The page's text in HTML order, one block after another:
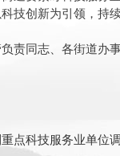
技创新为引领，持
责同志、各街道办
点科技服务业单位